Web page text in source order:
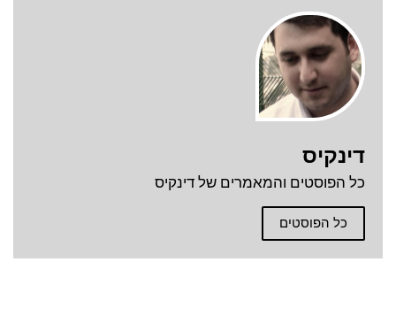
דינקיס
כל הפוסטים והמאמרים של דינקיס
כל הפוסטים